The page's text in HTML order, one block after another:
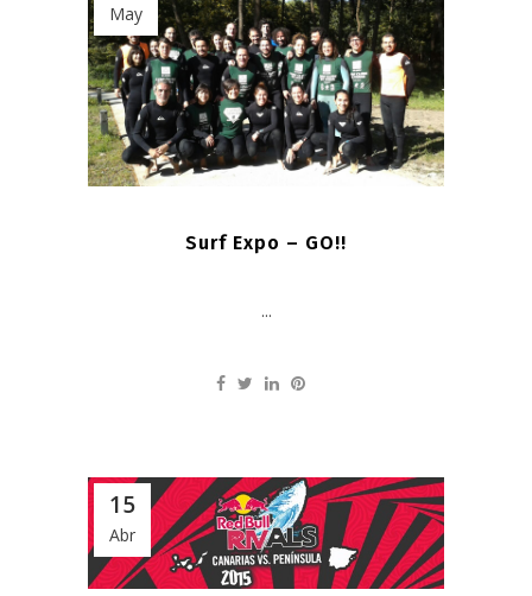
May
Surf Expo – GO!!
...
15
Abr